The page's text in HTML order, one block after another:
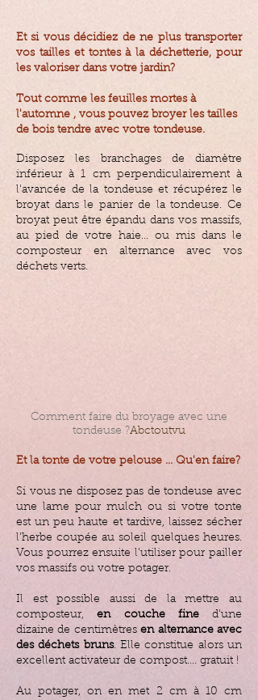
Et si vous décidiez de ne plus transporter
vos tailles et tontes à la déchetterie, pour
les valoriser dans votre jardin?
​Tout comme les feuilles mortes à
l'automne , vous pouvez broyer les tailles
de bois tendre avec votre tondeuse.
Disposez les branchages de diamètre
inférieur à 1 cm perpendiculairement à
l'avancée de la tondeuse et récupérez le
broyat dans le panier de la tondeuse. Ce
broyat peut être épandu dans vos massifs,
au pied de votre haie... ou mis dans le
composteur en alternance avec vos
déchets verts.
Comment faire du broyage avec une
tondeuse ?Abctoutvu
Et la tonte de votre pelouse ... Qu'en faire?
Si vous ne disposez pas de tondeuse avec
une lame pour mulch ou si votre tonte
est un peu haute et tardive, laissez sécher
l'herbe coupée au soleil quelques heures.
Vous pourrez ensuite l’utiliser pour pailler
vos massifs ou votre potager.
Il est possible aussi de la mettre au
composteur,en couche fined'une
dizaine de centimètresen alternance avec
des déchets bruns. Elle constitue alors un
excellent activateur de compost.... gratuit !
Au potager, on en met 2 cm à 10 cm